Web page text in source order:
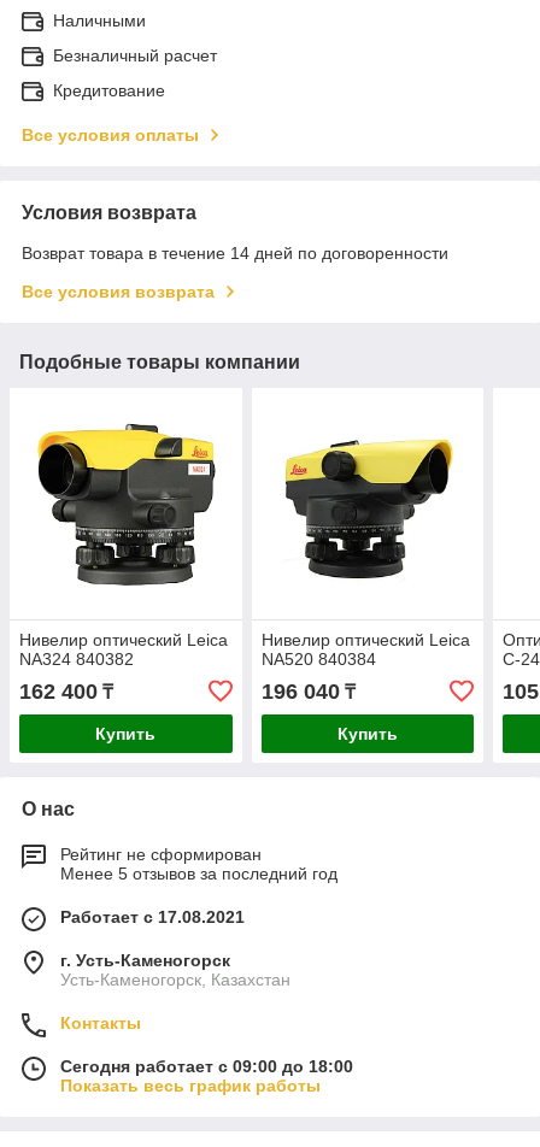
Наличными
Безналичный расчет
Кредитование
Все условия оплаты
Условия возврата
Возврат товара в течение 14 дней по договоренности
Все условия возврата
Подобные товары компании
Нивелир оптический Leica
NA324 840382
162 400 ₸
Купить
Нивелир оптический Leica
NA520 840384
196 040₸
Купить
C-
О нас
Рейтинг не сформирован
Менее 5 отзывов за последний год
Работает с 17.08.2021
г. Усть-Каменогорск
Усть-Каменогорск, Казахстан
Контакты
Сегодня работает с 09:00 до 18:00
Показать весь график работы